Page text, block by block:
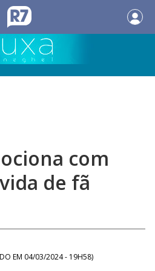
com
de fã
EM 04/03/2024 - 19H58)